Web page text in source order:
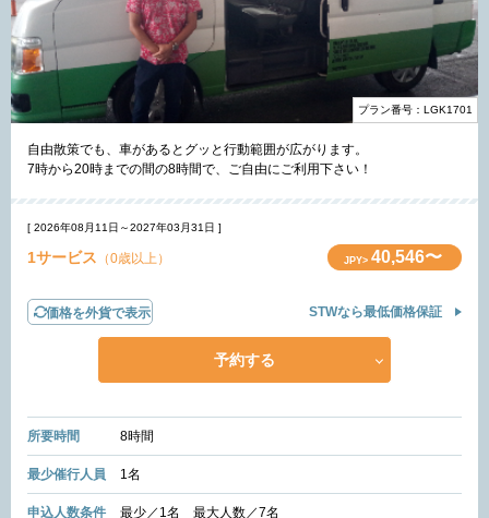
プラン番号：LGK1701
自由散策でも、車があるとグッと行動範囲が広がります。
7時から20時までの間の8時間で、ご自由にご利用下さい！
[ 2026年08月11日～2027年03月31日 ]
1サービス （0歳以上） JPY> 40,546〜
価格を外貨で表示 STWなら最低価格保証
予約する
所要時間 8時間
最少催行人員 1名
申込人数条件 最少／1名 最大人数／7名